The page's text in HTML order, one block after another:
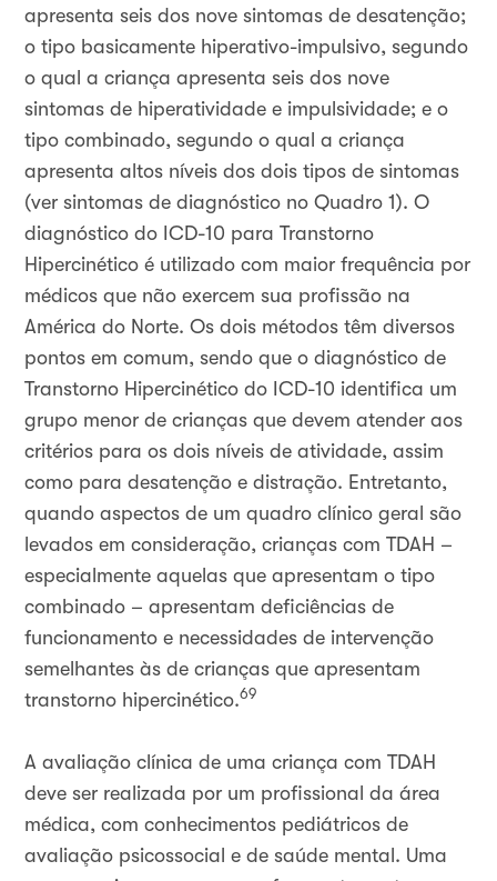
apresenta seis dos nove sintomas de desatenção;
o tipo basicamente hiperativo-impulsivo, segundo
o qual a criança apresenta seis dos nove
sintomas de hiperatividade e impulsividade; e o
tipo combinado, segundo o qual a criança
apresenta altos níveis dos dois tipos de sintomas
(ver sintomas de diagnóstico no Quadro 1). O
diagnóstico do ICD-10 para Transtorno
Hipercinético é utilizado com maior frequência por
médicos que não exercem sua profissão na
América do Norte. Os dois métodos têm diversos
pontos em comum, sendo que o diagnóstico de
Transtorno Hipercinético do ICD-10 identifica um
grupo menor de crianças que devem atender aos
critérios para os dois níveis de atividade, assim
como para desatenção e distração. Entretanto,
quando aspectos de um quadro clínico geral são
levados em consideração, crianças com TDAH –
especialmente aquelas que apresentam o tipo
combinado – apresentam deficiências de
funcionamento e necessidades de intervenção
semelhantes às de crianças que apresentam
transtorno hipercinético.69
A avaliação clínica de uma criança com TDAH
deve ser realizada por um profissional da área
médica, com conhecimentos pediátricos de
avaliação psicossocial e de saúde mental. Uma